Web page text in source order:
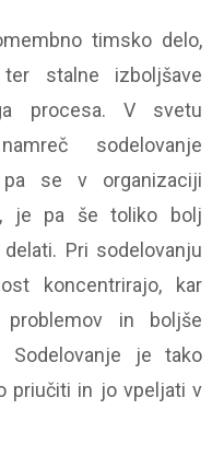
timsko delo,
stalne izboljšave
procesa. V svetu
sodelovanje
pa se v organizaciji
je pa še toliko bolj
Pri sodelovanju
koncentrirajo, kar
problemov in boljše
Sodelovanje je tako
priučiti in jo vpeljati v